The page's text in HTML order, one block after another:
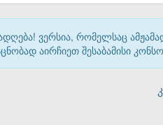
ვერსია, რომელსაც
აირჩიეთ შესაბამისი